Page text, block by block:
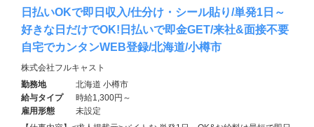
日払いOKで即日収入/仕分け・シール貼り/単発1日～
好きな日だけでOK!日払いで即金GET/来社&面接不要
自宅でカンタンWEB登録/北海道/小樽市
株式会社フルキャスト
勤務地
北海道 小樽市
給与タイプ
時給1,300円～
雇用形態
未設定